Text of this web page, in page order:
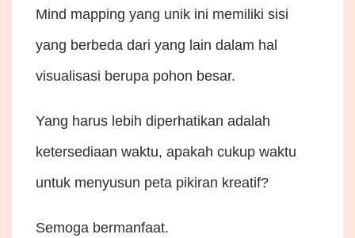
Mind mapping yang unik ini memiliki sisi
yang berbeda dari yang lain dalam hal
visualisasi berupa pohon besar.
Yang harus lebih diperhatikan adalah
ketersediaan waktu, apakah cukup waktu
untuk menyusun peta pikiran kreatif?
Semoga bermanfaat.